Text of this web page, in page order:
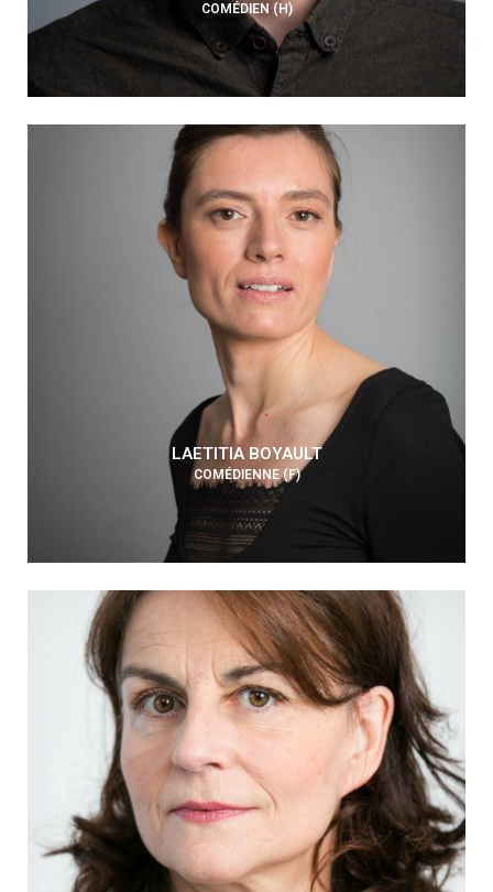
COMÉDIEN (H)
LAETITIA BOYAULT
COMÉDIENNE (F)